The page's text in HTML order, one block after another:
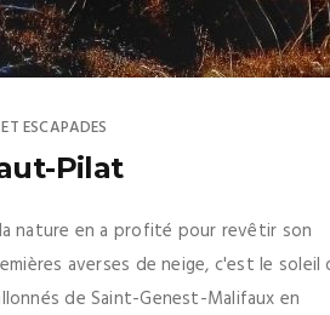
ESCAPADES
Pilat
nature en a profité pour revêtir son
averses de neige, c'est le soleil
de Saint-Genest-Malifaux en